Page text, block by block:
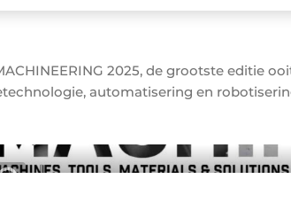
contact
aanmelden2025, de grootste editie
automatisering en